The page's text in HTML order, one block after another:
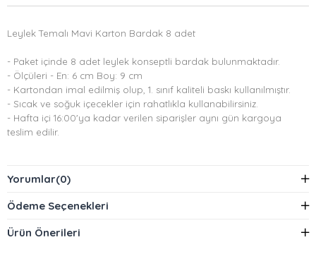
Leylek Temalı Mavi Karton Bardak 8 adet
- Paket içinde 8 adet leylek konseptli bardak bulunmaktadır.
- Ölçüleri - En: 6 cm Boy: 9 cm
- Kartondan imal edilmiş olup, 1. sınıf kaliteli baskı kullanılmıştır.
- Sıcak ve soğuk içecekler için rahatlıkla kullanabilirsiniz.
- Hafta içi 16:00'ya kadar verilen siparişler aynı gün kargoya
teslim edilir.
Yorumlar(0)
Ödeme Seçenekleri
Ürün Önerileri